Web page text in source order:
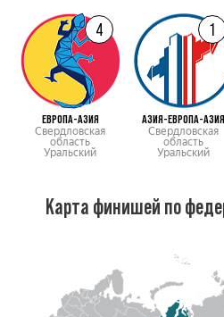
4
ЕВРОПА-АЗИЯ
Свердловская
область
Уральский
1
АЗИЯ-ЕВРОПА-АЗИЯ
Свердловская
область
Уральский
Карта финишей по